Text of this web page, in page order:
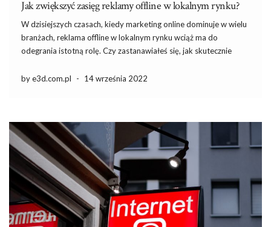
Jak zwiększyć zasięg reklamy offline w lokalnym rynku?
W dzisiejszych czasach, kiedy marketing online dominuje w wielu
branżach, reklama offline w lokalnym rynku wciąż ma do
odegrania istotną rolę. Czy zastanawiałeś się, jak skutecznie
promocji? Ulotki, plakaty czy reklama w lokalnych mediach mogą
by e3d.com.pl - 14 września 2022